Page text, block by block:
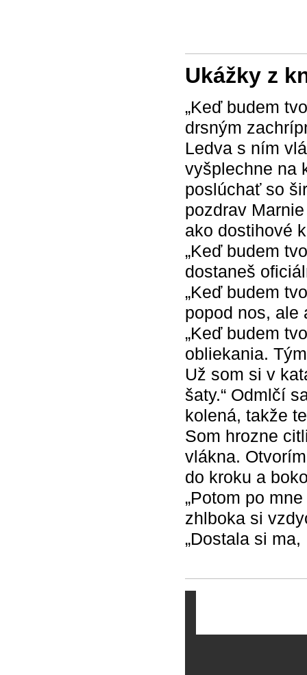
Ukážky z
„Keď budem
drsným
Ledva s ním
vyšplechne na
poslúchať so
pozdrav
ako dostihové
„Keď budem
dostaneš
„Keď budem
popod nos, ale
„Keď budem
obliekania.
Už som si v
šaty.“ Odmlčí
kolená, takže
Som hrozne
vlákna.
do kroku a
„Potom po
zhlboka si
„Dostala si ma,